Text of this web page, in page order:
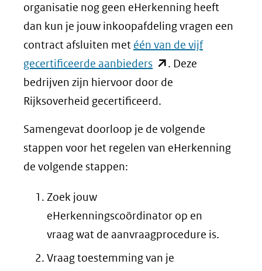
organisatie nog geen eHerkenning heeft
dan kun je jouw inkoopafdeling vragen een
contract afsluiten met één van de vijf
gecertificeerde aanbieders(opent
in
nieuw
(verwijst
website)
. Deze
bedrijven zijn hiervoor door de
Rijksoverheid gecertificeerd.
Samengevat doorloop je de volgende
stappen voor het regelen van eHerkenning
de volgende stappen:
Zoek jouw
eHerkenningscoördinator op en
vraag wat de aanvraagprocedure is.
Vraag toestemming van je